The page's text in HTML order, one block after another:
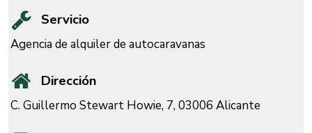
Servicio
Agencia de alquiler de autocaravanas
Dirección
C. Guillermo Stewart Howie, 7, 03006 Alicante